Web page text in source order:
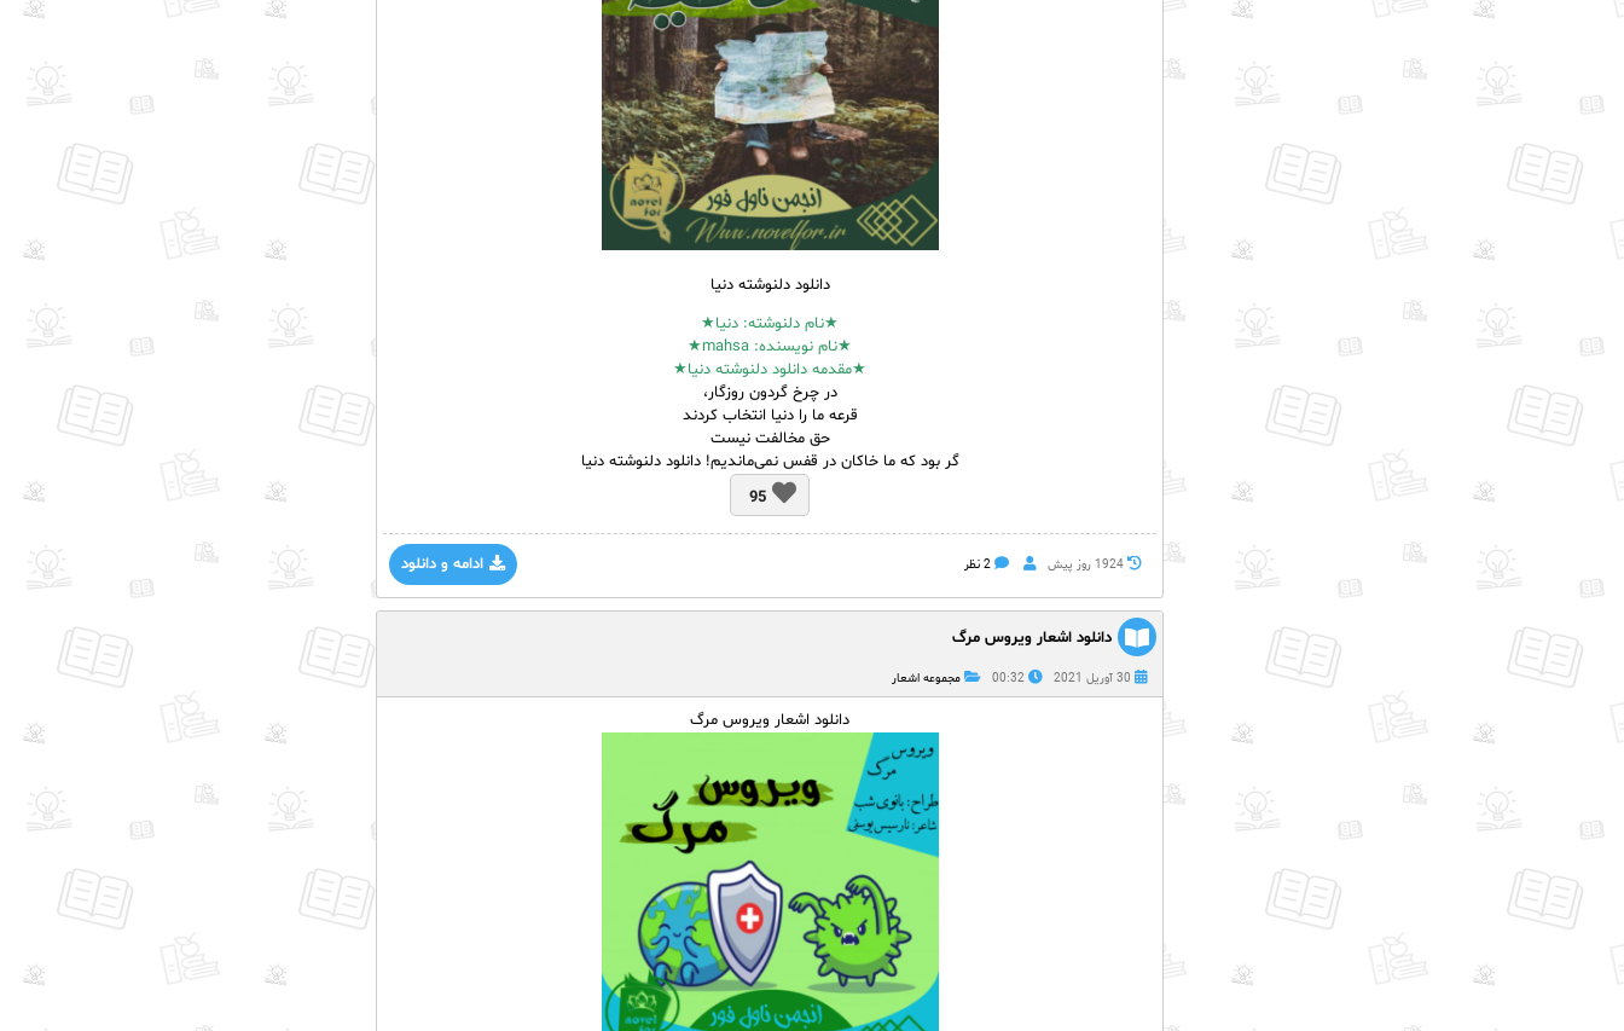
دانلود دلنوشته دنیا
★نام دلنوشته: دنیا★
★نام نویسنده: mahsa★
★مقدمه دانلود دلنوشته دنیا★
در چرخ گردون روزگار،
قرعه ما را دنیا انتخاب کردند
حق مخالفت نیست
گر بود که ما خاکان در قفس نمی‌ماندیم! دانلود دلنوشته دنیا
95
ادامه و دانلود 1924 روز پيش 2 نظر
دانلود اشعار ویروس مرگ
30 آوریل 2021 00:32 مجموعه اشعار
دانلود اشعار ویروس مرگ